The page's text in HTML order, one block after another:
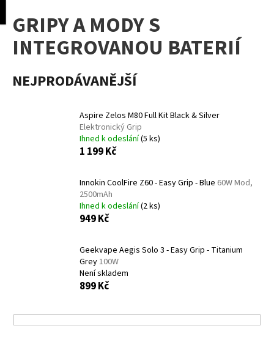
Přejít
obsah
GRIPY A MODY S
INTEGROVANOU BATERIÍ
NEJPRODÁVANĚJŠÍ
Aspire Zelos M80 Full Kit Black & Silver
Elektronický Grip
Ihned k odeslání(5 ks)
1 199 Kč
Innokin CoolFire Z60 - Easy Grip - Blue 60W Mod,
2500mAh
Ihned k odeslání(2 ks)
949 Kč
Geekvape Aegis Solo 3 - Easy Grip - Titanium
Grey100W
Není skladem
899 Kč
o Zpět
Zpět
o
í